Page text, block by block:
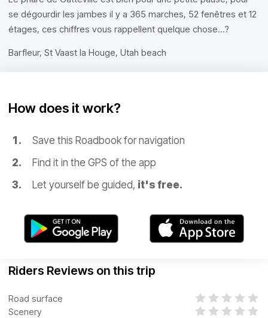
se dégourdir les jambes il y a 365 marches, 52 fenêtres et 12
étages, ces chiffres vous rappellent quelque chose...?
Barfleur, St Vaast la Houge, Utah beach
How does it work?
Save this Roadbook for navigation
Find it in the GPS of the app
Let yourself be guided, it's free.
Riders Reviews on this trip
Road surface
Scenery